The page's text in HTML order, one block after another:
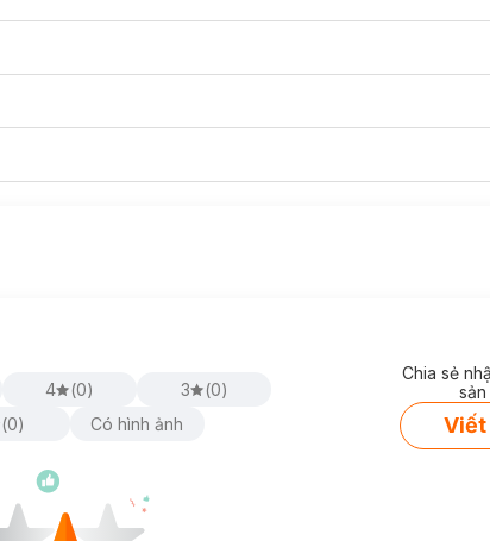
4 (0) 3 (0)
(0) Có hình ảnh
Chia sẻ
Viết